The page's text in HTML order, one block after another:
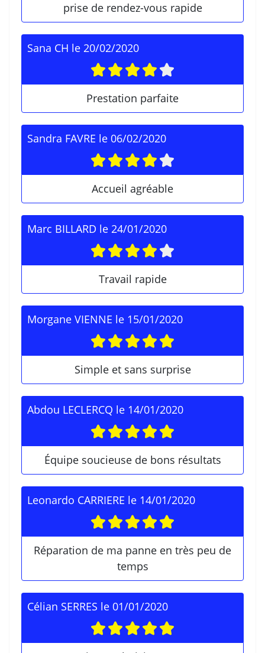
prise de rendez-vous rapide
Sana CH le 20/02/2020
Prestation parfaite
Sandra FAVRE le 06/02/2020
Accueil agréable
Marc BILLARD le 24/01/2020
Travail rapide
Morgane VIENNE le 15/01/2020
Simple et sans surprise
Abdou LECLERCQ le 14/01/2020
Équipe soucieuse de bons résultats
Leonardo CARRIERE le 14/01/2020
Réparation de ma panne en très peu de
temps
Célian SERRES le 01/01/2020